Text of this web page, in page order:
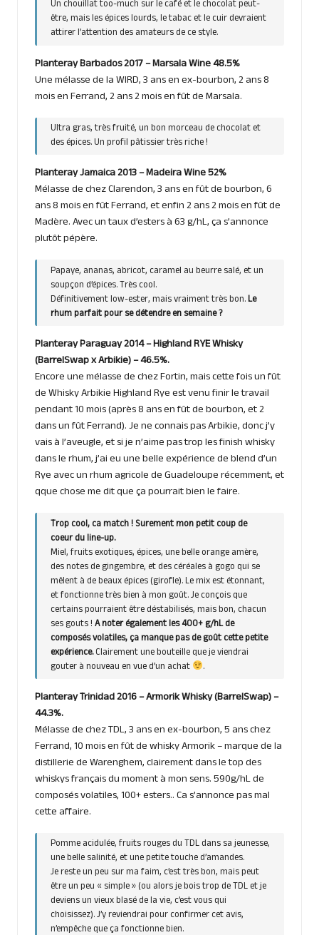
Un chouillat too-much sur le café et le chocolat peut-
être, mais les épices lourds, le tabac et le cuir devraient
attirer l’attention des amateurs de ce style.
Planteray Barbados 2017 – Marsala Wine 48.5%
Une mélasse de la WIRD, 3 ans en ex-bourbon, 2 ans 8
mois en Ferrand, 2 ans 2 mois en fût de Marsala.
Ultra gras, très fruité, un bon morceau de chocolat et
des épices. Un profil pâtissier très riche !
Planteray Jamaica 2013 – Madeira Wine 52%
Mélasse de chez Clarendon, 3 ans en fût de bourbon, 6
ans 8 mois en fût Ferrand, et enfin 2 ans 2 mois en fût de
Madère. Avec un taux d’esters à 63 g/hL, ça s’annonce
plutôt pépère.
Papaye, ananas, abricot, caramel au beurre salé, et un
soupçon d’épices. Très cool.
Définitivement low-ester, mais vraiment très bon.Le
rhum parfait pour se détendre en semaine ?
Planteray Paraguay 2014 – Highland RYE Whisky
(BarrelSwap x Arbikie) – 46.5%.
Encore une mélasse de chez Fortin, mais cette fois un fût
de Whisky Arbikie Highland Rye est venu finir le travail
pendant 10 mois (après 8 ans en fût de bourbon, et 2
dans un fût Ferrand). Je ne connais pas Arbikie, donc j’y
vais à l’aveugle, et si je n’aime pas trop les finish whisky
dans le rhum, j’ai eu une belle expérience de blend d’un
Rye avec un rhum agricole de Guadeloupe récemment, et
qque chose me dit que ça pourrait bien le faire.
Trop cool, ca match ! Surement mon petit coup de
coeur du line-up.
Miel, fruits exotiques, épices, une belle orange amère,
des notes de gingembre, et des céréales à gogo qui se
mêlent à de beaux épices (girofle). Le mix est étonnant,
et fonctionne très bien à mon goût. Je conçois que
certains pourraient être déstabilisés, mais bon, chacun
ses gouts !A noter également les 400+ g/hL de
composés volatiles, ça manque pas de goût cette petite
expérience.Clairement une bouteille que je viendrai
gouter à nouveau en vue d’un achat
.
Planteray Trinidad 2016 – Armorik Whisky (BarrelSwap) –
44.3%.
Mélasse de chez TDL, 3 ans en ex-bourbon, 5 ans chez
Ferrand, 10 mois en fût de whisky Armorik – marque de la
distillerie de Warenghem, clairement dans le top des
whiskys français du moment à mon sens. 590g/hL de
composés volatiles, 100+ esters.. Ca s’annonce pas mal
cette affaire.
Pomme acidulée, fruits rouges du TDL dans sa jeunesse,
une belle salinité, et une petite touche d’amandes.
Je reste un peu sur ma faim, c’est très bon, mais peut
être un peu « simple » (ou alors je bois trop de TDL et je
deviens un vieux blasé de la vie, c’est vous qui
choisissez). J’y reviendrai pour confirmer cet avis,
n’empêche que ça fonctionne bien.